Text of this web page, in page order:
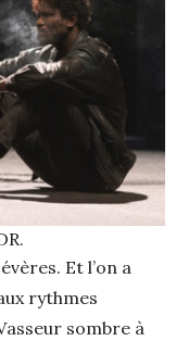
Et l’on a
rythmes
sombre à